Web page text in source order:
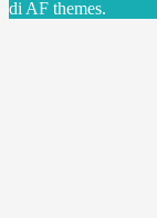
di AF themes.